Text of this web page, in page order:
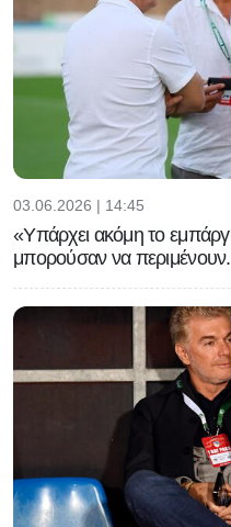
03.06.2026 | 14:45
«Υπάρχει ακόμη το
μπορούσαν να